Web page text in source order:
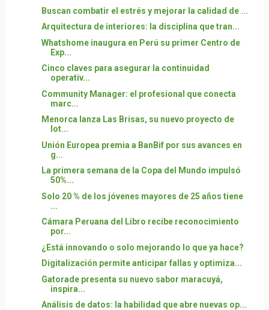
Buscan combatir el estrés y mejorar la calidad de ...
Arquitectura de interiores: la disciplina que tran...
Whatshome inaugura en Perú su primer Centro de
Exp...
Cinco claves para asegurar la continuidad
operativ...
Community Manager: el profesional que conecta
marc...
Menorca lanza Las Brisas, su nuevo proyecto de
lot...
Unión Europea premia a BanBif por sus avances en
g...
La primera semana de la Copa del Mundo impulsó
50%...
Solo 20 % de los jóvenes mayores de 25 años tiene
...
Cámara Peruana del Libro recibe reconocimiento
por...
¿Está innovando o solo mejorando lo que ya hace?
Digitalización permite anticipar fallas y optimiza...
Gatorade presenta su nuevo sabor maracuyá,
inspira...
Análisis de datos: la habilidad que abre nuevas op...